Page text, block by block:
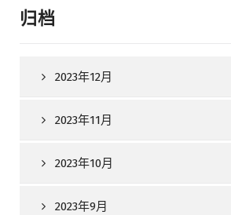
归档
2023年12月
2023年11月
2023年10月
2023年9月